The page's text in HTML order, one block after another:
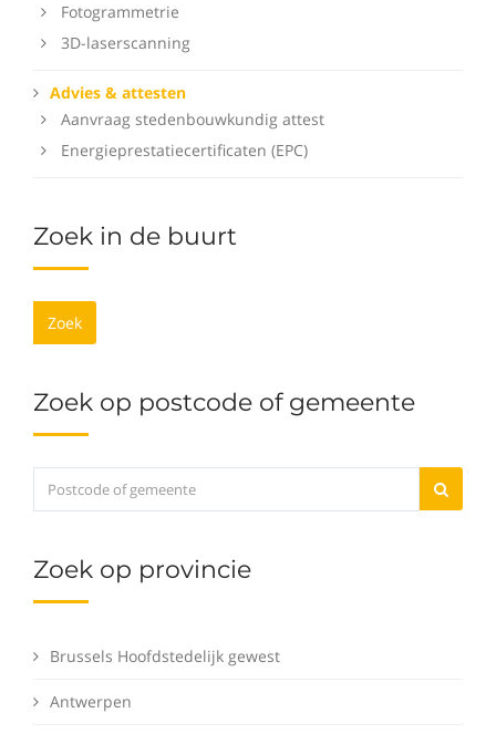
Fotogrammetrie
3D-laserscanning
Advies & attesten
Aanvraag stedenbouwkundig attest
Energieprestatiecertificaten (EPC)
Zoek in de buurt
Zoek
Zoek op postcode of gemeente
Zoek op provincie
Brussels Hoofdstedelijk gewest
Antwerpen